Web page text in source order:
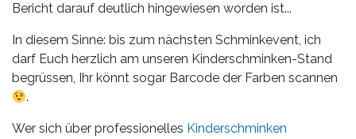
Bericht darauf deutlich hingewiesen worden ist...
In diesem Sinne: bis zum nächsten Schminkevent, ich
darf Euch herzlich am unseren Kinderschminken-Stand
begrüssen, Ihr könnt sogar Barcode der Farben scannen
.
Wer sich über professionelles Kinderschminken